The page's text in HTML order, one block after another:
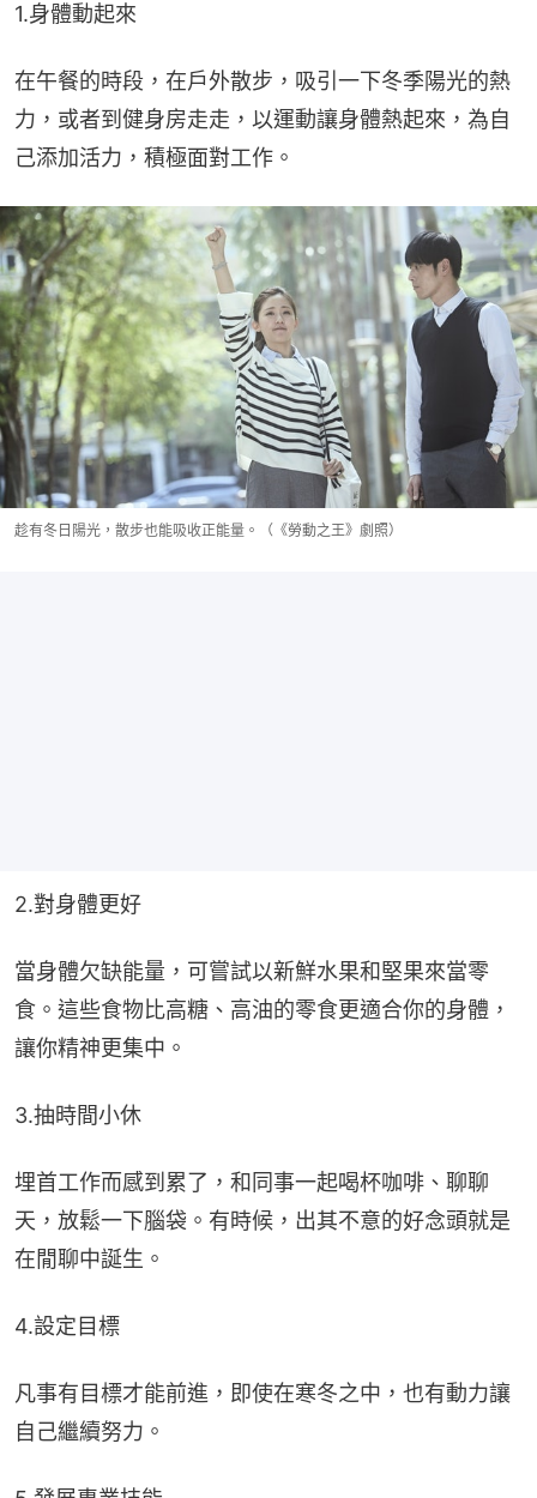
1.身體動起來
在午餐的時段，在戶外散步，吸引一下冬季陽光的熱
力，或者到健身房走走，以運動讓身體熱起來，為自
己添加活力，積極面對工作。
趁有冬日陽光，散步也能吸收正能量。（《勞動之王》劇照）
2.對身體更好
當身體欠缺能量，可嘗試以新鮮水果和堅果來當零
食。這些食物比高糖、高油的零食更適合你的身體，
讓你精神更集中。
3.抽時間小休
埋首工作而感到累了，和同事一起喝杯咖啡、聊聊
天，放鬆一下腦袋。有時候，出其不意的好念頭就是
在閒聊中誕生。
4.設定目標
凡事有目標才能前進，即使在寒冬之中，也有動力讓
自己繼續努力。